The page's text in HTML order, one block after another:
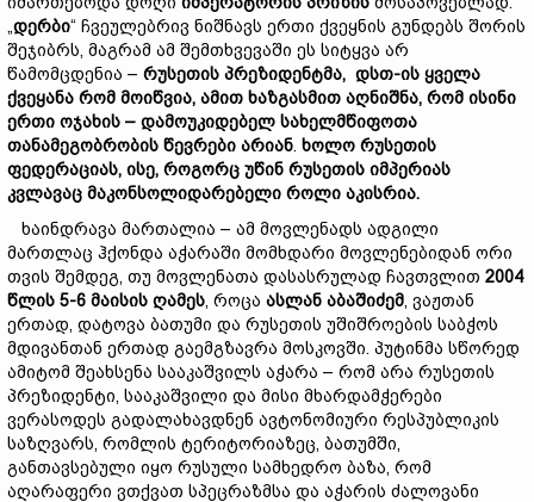
„დერბი“ ჩვეულებრივ ნიშნავს ერთი ქვეყნის გუნდებს შორის
შეჯიბრს, მაგრამ ამ შემთხვევაში ეს სიტყვა არ
წამომცდენია – რუსეთის პრეზიდენტმა, დსთ-ის ყველა
ქვეყანა რომ მოიწვია, ამით ხაზგასმით აღნიშნა, რომ ისინი
ერთი ოჯახის – დამოუკიდებელ სახელმწიფოთა
თანამეგობრობის წევრები არიან. ხოლო რუსეთის
ფედერაციას, ისე, როგორც უწინ რუსეთის იმპერიას
კვლავაც მაკონსოლიდარებელი როლი აკისრია.
ხაინდრავა მართალია – ამ მოვლენადს ადგილი
მართლაც ჰქონდა აჭარაში მომხდარი მოვლენებიდან ორი
თვის შემდეგ, თუ მოვლენათა დასასრულად ჩავთვლით 2004
წლის 5-6 მაისის ღამეს, როცა ასლან აბაშიძემ, ვაჟთან
ერთად, დატოვა ბათუმი და რუსეთის უშიშროების საბჭოს
მდივანთან ერთად გაემგზავრა მოსკოვში. პუტინმა სწორედ
ამიტომ შეახსენა სააკაშვილს აჭარა – რომ არა რუსეთის
პრეზიდენტი, სააკაშვილი და მისი მხარდამჭერები
ვერასოდეს გადალახავდნენ ავტონომიური რესპუბლიკის
საზღვარს, რომლის ტერიტორიაზეც, ბათუმში,
განთავსებული იყო რუსული სამხედრო ბაზა, რომ
აღარაფერი ვთქვათ სპეცრაზმსა და აჭარის ძალოვანი